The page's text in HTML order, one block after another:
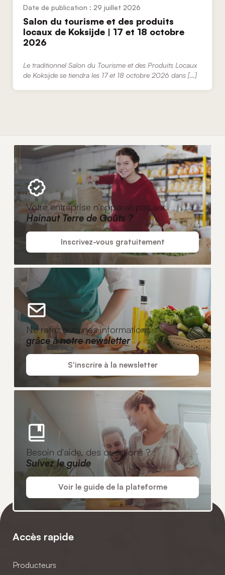
29 juillet 2026
Salon du tourisme et des produits
locaux de Koksijde | 17 et 18 octobre
2026
Le traditionnel Salon du Tourisme et des Produits Locaux
de Koksijde se tiendra les 17 et 18 octobre 2026 dans […]
Votre entreprise n'apparaît pas sur
Hainaut Terre de Goûts ?
Inscrivez-vous gratuitement
Ne ratez aucunes informations
grâce à notre newsletter
S'inscrire à la newsletter
Besoin d'aide, des questions ?
Suivez le guide
Voir le guide de la plateforme
Accès rapide
Producteurs